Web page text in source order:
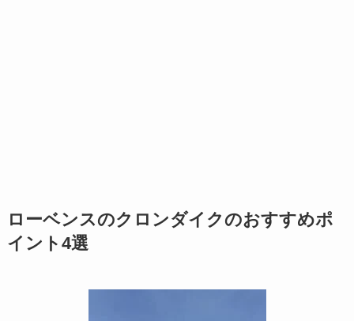
ローベンスのクロンダイクのおすすめポ
イント4選